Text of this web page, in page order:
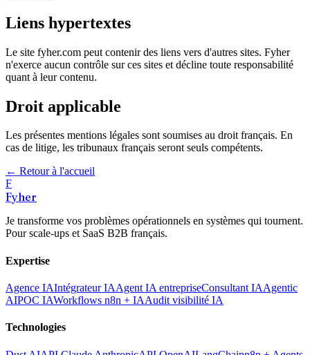
Liens hypertextes
Le site fyher.com peut contenir des liens vers d'autres sites. Fyher
n'exerce aucun contrôle sur ces sites et décline toute responsabilité
quant à leur contenu.
Droit applicable
Les présentes mentions légales sont soumises au droit français. En
cas de litige, les tribunaux français seront seuls compétents.
← Retour à l'accueil
F
Fyher
Je transforme vos problèmes opérationnels en systèmes qui tournent.
Pour scale-ups et SaaS B2B français.
Expertise
Agence IAIntégrateur IAAgent IA entrepriseConsultant IAAgentic
AIPOC IAWorkflows n8n + IAAudit visibilité IA
Technologies